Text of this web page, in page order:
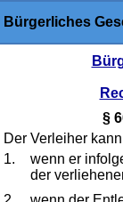
Bürgerliches
§
Der Verleiher
1.
wenn er
der